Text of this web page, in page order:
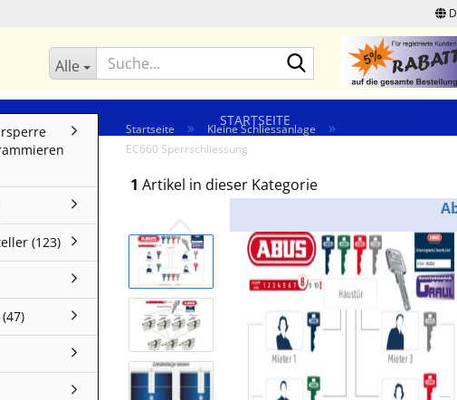
Alle Suche...
STARTSEITE
Startseite » Kleine Schliessanlage »
EC660 Sperrschliessung
1 Artikel in dieser Kategorie
(123)